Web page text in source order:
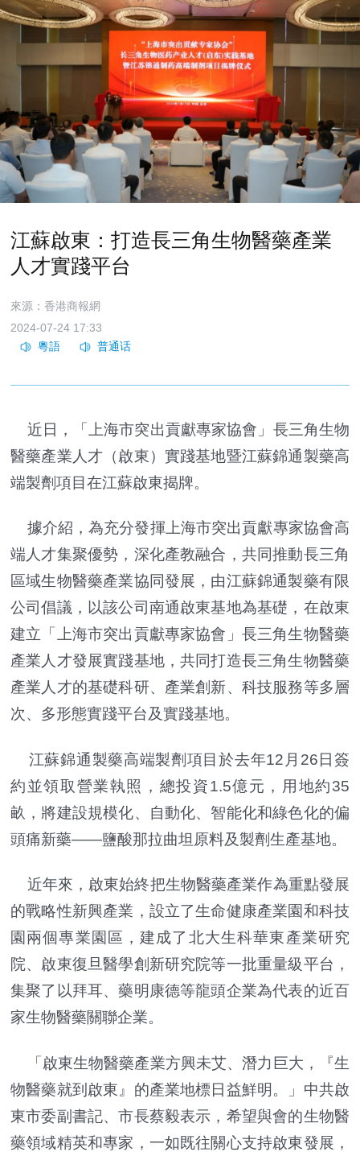
江蘇啟東：打造長三角生物醫藥產業
人才實踐平台
來源：香港商報網
2024-07-24 17:33
近日，「上海市突出貢獻專家協會」長三角生物
醫藥產業人才（啟東）實踐基地暨江蘇錦通製藥高
端製劑項目在江蘇啟東揭牌。
據介紹，為充分發揮上海市突出貢獻專家協會高
端人才集聚優勢，深化產教融合，共同推動長三角
區域生物醫藥產業協同發展，由江蘇錦通製藥有限
公司倡議，以該公司南通啟東基地為基礎，在啟東
建立「上海市突出貢獻專家協會」長三角生物醫藥
產業人才發展實踐基地，共同打造長三角生物醫藥
產業人才的基礎科研、產業創新、科技服務等多層
次、多形態實踐平台及實踐基地。
江蘇錦通製藥高端製劑項目於去年12月26日簽
約並領取營業執照，總投資1.5億元，用地約35
畝，將建設規模化、自動化、智能化和綠色化的偏
頭痛新藥——鹽酸那拉曲坦原料及製劑生產基地。
近年來，啟東始終把生物醫藥產業作為重點發展
的戰略性新興產業，設立了生命健康產業園和科技
園兩個專業園區，建成了北大生科華東產業研究
院、啟東復旦醫學創新研究院等一批重量級平台，
集聚了以拜耳、藥明康德等龍頭企業為代表的近百
家生物醫藥關聯企業。
「啟東生物醫藥產業方興未艾、潛力巨大，『生
物醫藥就到啟東』的產業地標日益鮮明。」中共啟
東市委副書記、市長蔡毅表示，希望與會的生物醫
藥領域精英和專家，一如既往關心支持啟東發展，